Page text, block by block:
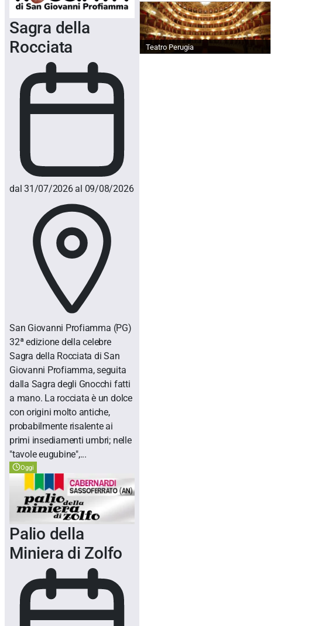
Sagra della
Rocciata
dal 31/07/2026 al 09/08/2026
San Giovanni Profiamma (PG)
32ª edizione della celebre
Sagra della Rocciata di San
Giovanni Profiamma, seguita
dalla Sagra degli Gnocchi fatti
a mano. La rocciata è un dolce
con origini molto antiche,
probabilmente risalente ai
primi insediamenti umbri; nelle
"tavole eugubine",...
Oggi
Palio della
Miniera di Zolfo
Teatro Perugia